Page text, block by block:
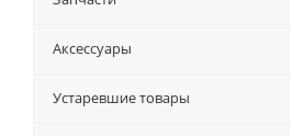
Аксессуары
Устаревшие товары